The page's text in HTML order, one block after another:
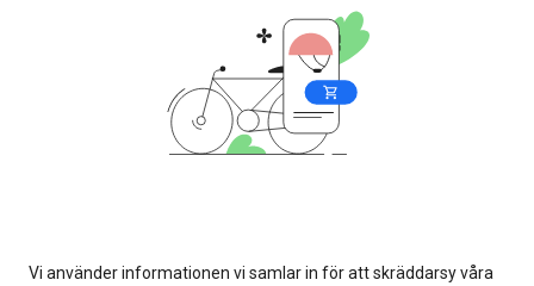
Vi använder informationen vi samlar in för att skräddarsy våra